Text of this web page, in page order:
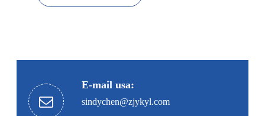
E-mail usa:
sindychen@zjykyl.com